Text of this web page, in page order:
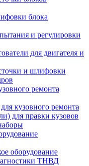
блока
и регулировки
для двигателя и
и шлифовки
ремонта
кузовного ремонта
для правки кузовов
оборудование
ТНВД